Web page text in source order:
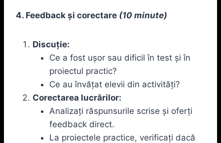
4. Feedback și corectare (10 minute)
Discuție:
Ce a fost ușor sau dificil în test și în
proiectul practic?
Ce au învățat elevii din activități?
Corectarea lucrărilor:
Analizați răspunsurile scrise și oferți
feedback direct.
La proiectele practice, verificați dacă